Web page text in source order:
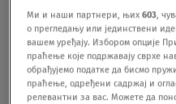
1. MAJ
6 meseci od pada
Dan rada - dan
14h na platou ispred
Ми и наши партнери, њих603,
о прегледању или јединствени
вашем уређају. Избором опције
праћење које подржавају сврхе
обрађујемо податке да бисмо
праћење, одређени садржај и
релевантни за вас. Можете да